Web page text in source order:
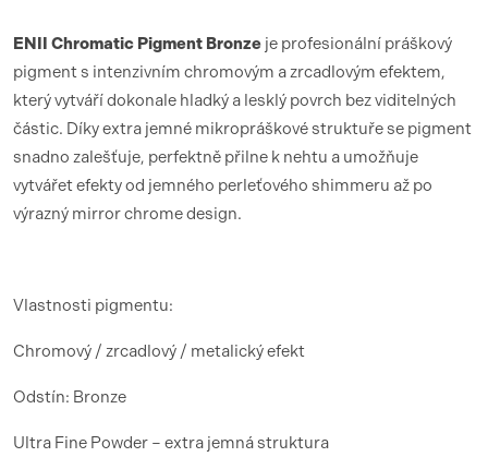
ENII Chromatic Pigment Bronze je profesionální práškový
pigment s intenzivním chromovým a zrcadlovým efektem,
který vytváří dokonale hladký a lesklý povrch bez viditelných
částic. Díky extra jemné mikropráškové struktuře se pigment
snadno zalešťuje, perfektně přilne k nehtu a umožňuje
vytvářet efekty od jemného perleťového shimmeru až po
výrazný mirror chrome design.
Vlastnosti pigmentu:
Chromový / zrcadlový / metalický efekt
Odstín: Bronze
Ultra Fine Powder – extra jemná struktura